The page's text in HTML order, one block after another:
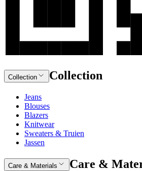
Collection Collection
Jeans
Blouses
Blazers
Knitwear
Sweaters & Truien
Jassen
Care & Materials Care &